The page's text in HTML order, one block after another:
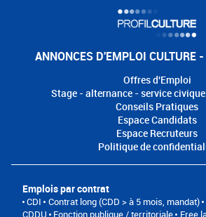
ANNONCES D'EMPLOI CULTURE
Offres d'Emploi
Stage - alternance - service
Conseils Pratiques
Espace Candidats
Espace Recruteurs
Politique de
Emplois par contrat
CDI Contrat long (CDD > à 5 mois, mandat)
CDDU
Fonction publique / territoriale
Free